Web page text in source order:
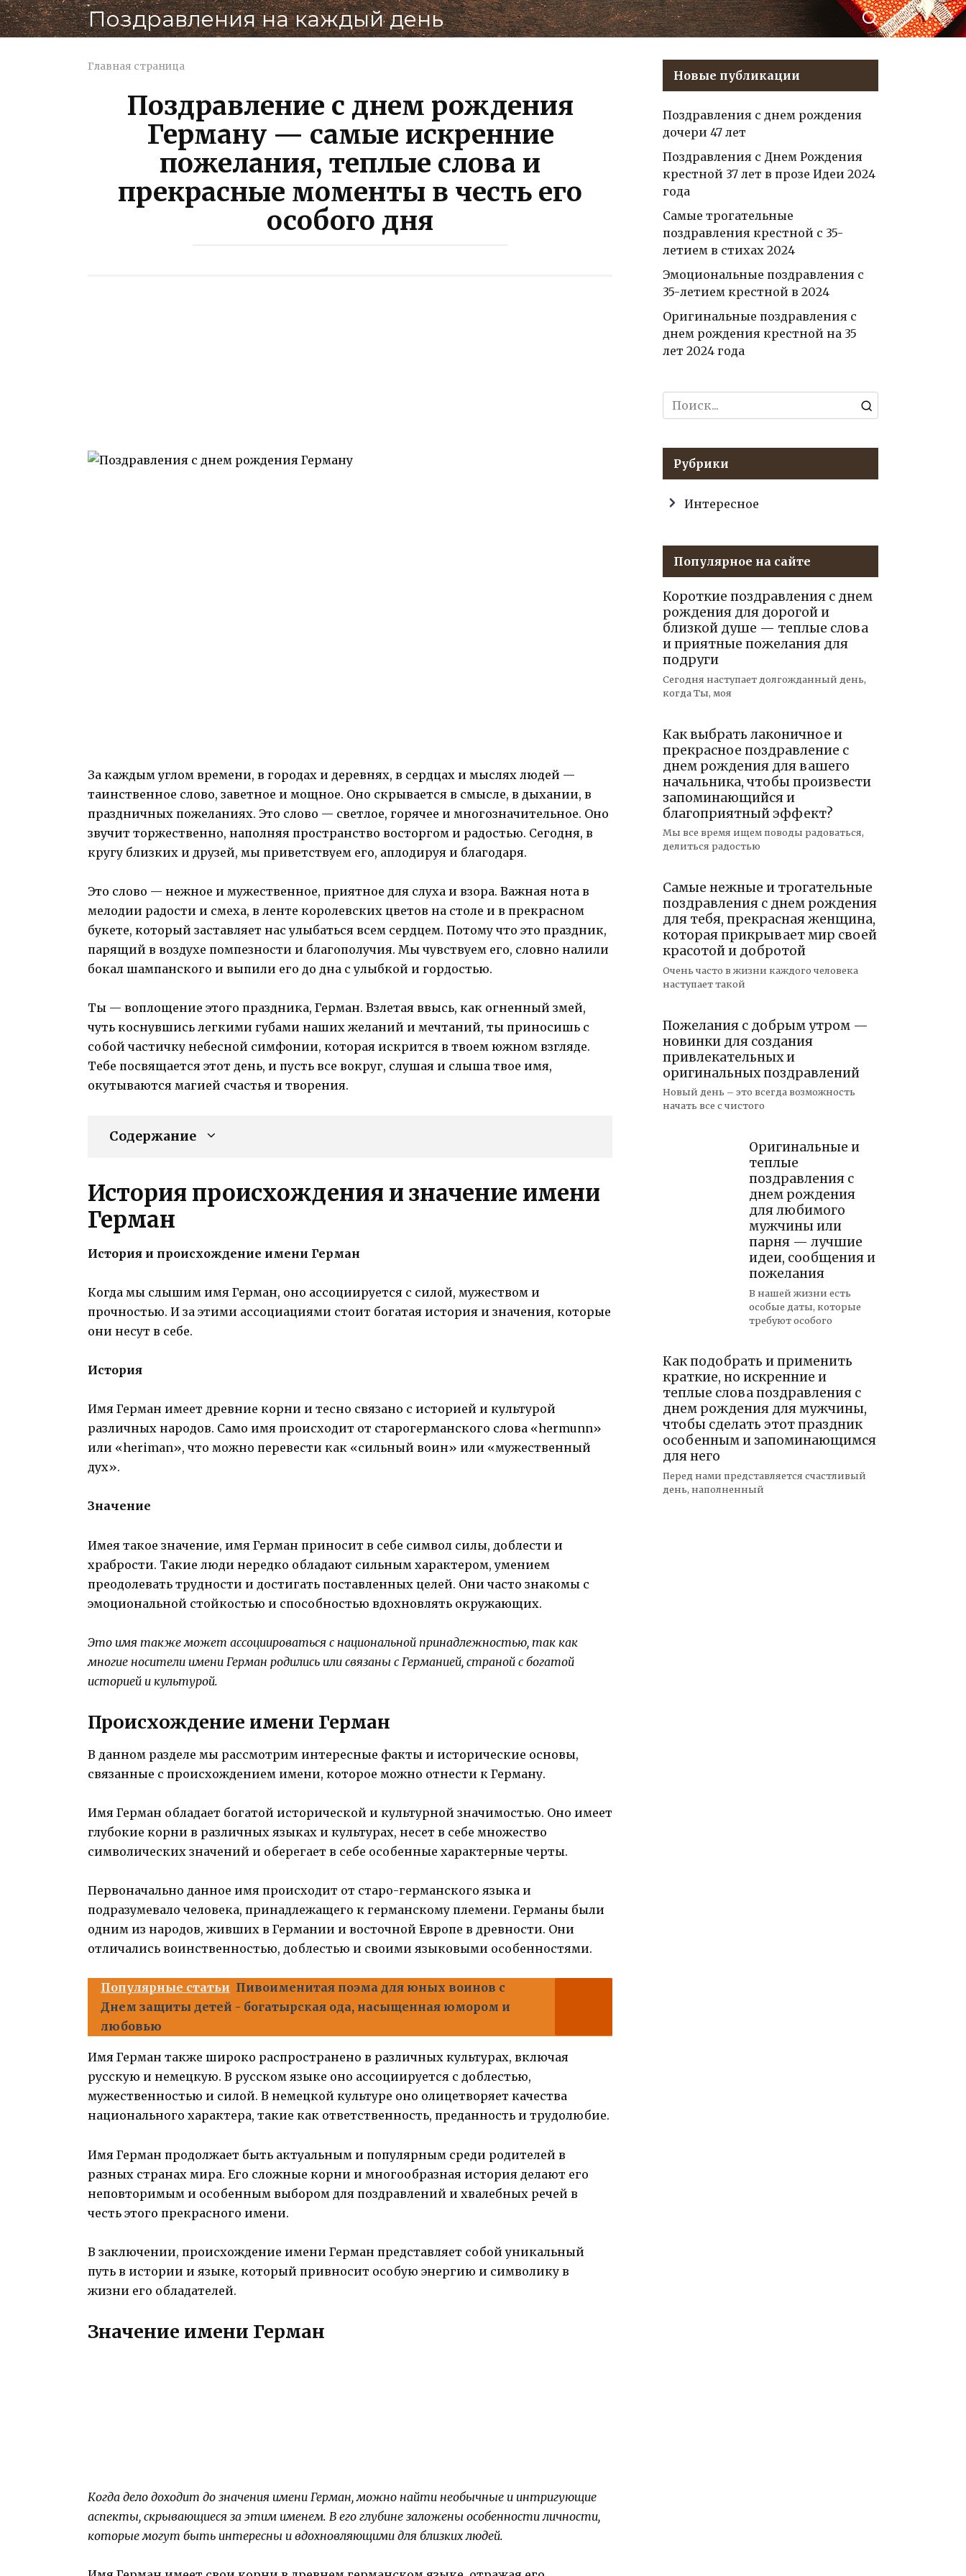
Перейти
к
Поздравления на каждый день
Главная страница
Поздравление с днем рождения
Герману — самые искренние
пожелания, теплые слова и
прекрасные моменты в честь его
особого дня
За каждым углом времени, в городах и деревнях, в сердцах и мыслях людей —
таинственное слово, заветное и мощное. Оно скрывается в смысле, в дыхании, в
праздничных пожеланиях. Это слово — светлое, горячее и многозначительное. Оно
звучит торжественно, наполняя пространство восторгом и радостью. Сегодня, в
кругу близких и друзей, мы приветствуем его, аплодируя и благодаря.
Это слово — нежное и мужественное, приятное для слуха и взора. Важная нота в
мелодии радости и смеха, в ленте королевских цветов на столе и в прекрасном
букете, который заставляет нас улыбаться всем сердцем. Потому что это праздник,
парящий в воздухе помпезности и благополучия. Мы чувствуем его, словно налили
бокал шампанского и выпили его до дна с улыбкой и гордостью.
Ты — воплощение этого праздника, Герман. Взлетая ввысь, как огненный змей,
чуть коснувшись легкими губами наших желаний и мечтаний, ты приносишь с
собой частичку небесной симфонии, которая искрится в твоем южном взгляде.
Тебе посвящается этот день, и пусть все вокруг, слушая и слыша твое имя,
окутываются магией счастья и творения.
Содержание
История происхождения и значение имени
Герман
История и происхождение имени Герман
Когда мы слышим имя Герман, оно ассоциируется с силой, мужеством и
прочностью. И за этими ассоциациями стоит богатая история и значения, которые
они несут в себе.
История
Имя Герман имеет древние корни и тесно связано с историей и культурой
различных народов. Само имя происходит от старогерманского слова «hermunn»
или «heriman», что можно перевести как «сильный воин» или «мужественный
дух».
Значение
Имея такое значение, имя Герман приносит в себе символ силы, доблести и
храбрости. Такие люди нередко обладают сильным характером, умением
преодолевать трудности и достигать поставленных целей. Они часто знакомы с
эмоциональной стойкостью и способностью вдохновлять окружающих.
Это имя также может ассоциироваться с национальной принадлежностью, так как
многие носители имени Герман родились или связаны с Германией, страной с богатой
историей и культурой.
Происхождение имени Герман
В данном разделе мы рассмотрим интересные факты и исторические основы,
связанные с происхождением имени, которое можно отнести к Герману.
Имя Герман обладает богатой исторической и культурной значимостью. Оно имеет
глубокие корни в различных языках и культурах, несет в себе множество
символических значений и оберегает в себе особенные характерные черты.
Первоначально данное имя происходит от старо-германского языка и
подразумевало человека, принадлежащего к германскому племени. Германы были
одним из народов, живших в Германии и восточной Европе в древности. Они
отличались воинственностью, доблестью и своими языковыми особенностями.
Популярные статьи Пивоименитая поэма для юных воинов с
Днем защиты детей - богатырская ода, насыщенная юмором и
любовью
Имя Герман также широко распространено в различных культурах, включая
русскую и немецкую. В русском языке оно ассоциируется с доблестью,
мужественностью и силой. В немецкой культуре оно олицетворяет качества
национального характера, такие как ответственность, преданность и трудолюбие.
Имя Герман продолжает быть актуальным и популярным среди родителей в
разных странах мира. Его сложные корни и многообразная история делают его
неповторимым и особенным выбором для поздравлений и хвалебных речей в
честь этого прекрасного имени.
В заключении, происхождение имени Герман представляет собой уникальный
путь в истории и языке, который привносит особую энергию и символику в
жизни его обладателей.
Значение имени Герман
Когда дело доходит до значения имени Герман, можно найти необычные и интригующие
аспекты, скрывающиеся за этим именем. В его глубине заложены особенности личности,
которые могут быть интересны и вдохновляющими для близких людей.
Новые публикации
Поздравления с днем рождения
дочери 47 лет
Поздравления с Днем Рождения
крестной 37 лет в прозе Идеи 2024
года
Самые трогательные
поздравления крестной с 35-
летием в стихах 2024
Эмоциональные поздравления с
35-летием крестной в 2024
Оригинальные поздравления с
днем рождения крестной на 35
лет 2024 года
Search
for:
Рубрики
Интересное
Популярное на сайте
Короткие поздравления с днем
рождения для дорогой и
близкой душе — теплые слова
и приятные пожелания для
подруги
Сегодня наступает долгожданный день,
когда Ты, моя
Как выбрать лаконичное и
прекрасное поздравление с
днем рождения для вашего
начальника, чтобы произвести
запоминающийся и
благоприятный эффект?
Мы все время ищем поводы радоваться,
делиться радостью
Самые нежные и трогательные
поздравления с днем рождения
для тебя, прекрасная женщина,
которая прикрывает мир своей
красотой и добротой
Очень часто в жизни каждого человека
наступает такой
Пожелания с добрым утром —
новинки для создания
привлекательных и
оригинальных поздравлений
Новый день – это всегда возможность
начать все с чистого
Оригинальные и
теплые
поздравления с
днем рождения
для любимого
мужчины или
парня — лучшие
идеи, сообщения и
пожелания
В нашей жизни есть
особые даты, которые
требуют особого
Как подобрать и применить
краткие, но искренние и
теплые слова поздравления с
днем рождения для мужчины,
чтобы сделать этот праздник
особенным и запоминающимся
для него
Перед нами представляется счастливый
день, наполненный
Поделиться в
ВКонтакте
днем рождения
Серафиме,
словами и
незабываемую
атмосферу